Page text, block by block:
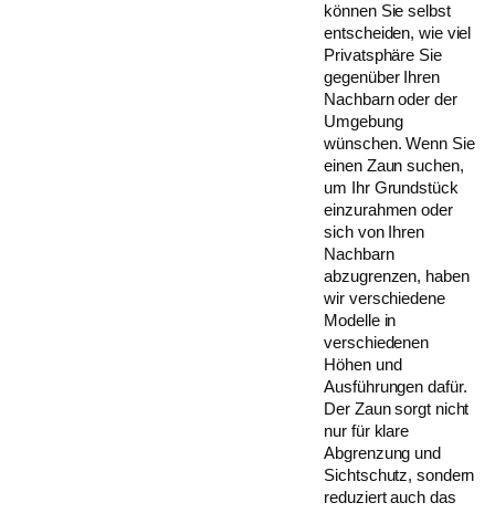
können Sie selbst
entscheiden, wie viel
Privatsphäre Sie
gegenüber Ihren
Nachbarn oder der
Umgebung
wünschen. Wenn Sie
einen Zaun suchen,
um Ihr Grundstück
einzurahmen oder
sich von Ihren
Nachbarn
abzugrenzen, haben
wir verschiedene
Modelle in
verschiedenen
Höhen und
Ausführungen dafür.
Der Zaun sorgt nicht
nur für klare
Abgrenzung und
Sichtschutz, sondern
reduziert auch das